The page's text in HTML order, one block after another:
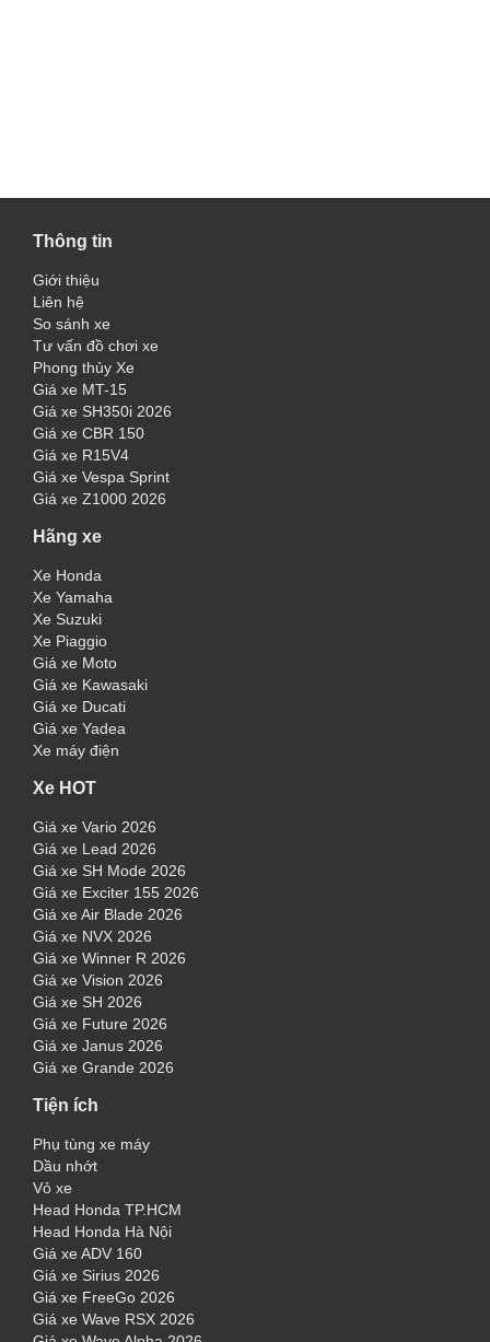
Thông tin
Giới thiệu
Liên hệ
So sánh xe
Tư vấn đồ chơi xe
Phong thủy Xe
Giá xe MT-15
Giá xe SH350i 2026
Giá xe CBR 150
Giá xe R15V4
Giá xe Vespa Sprint
Giá xe Z1000 2026
Hãng xe
Xe Honda
Xe Yamaha
Xe Suzuki
Xe Piaggio
Giá xe Moto
Giá xe Kawasaki
Giá xe Ducati
Giá xe Yadea
Xe máy điện
Xe HOT
Giá xe Vario 2026
Giá xe Lead 2026
Giá xe SH Mode 2026
Giá xe Exciter 155 2026
Giá xe Air Blade 2026
Giá xe NVX 2026
Giá xe Winner R 2026
Giá xe Vision 2026
Giá xe SH 2026
Giá xe Future 2026
Giá xe Janus 2026
Giá xe Grande 2026
Tiện ích
Phụ tùng xe máy
Dầu nhớt
Vỏ xe
Head Honda TP.HCM
Head Honda Hà Nội
Giá xe ADV 160
Giá xe Sirius 2026
Giá xe FreeGo 2026
Giá xe Wave RSX 2026